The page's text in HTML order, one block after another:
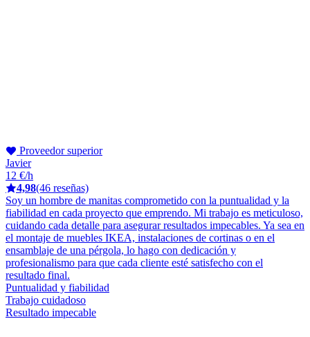
Proveedor superior
Javier
12 €/h
4,98(46 reseñas)
Soy un hombre de manitas comprometido con la puntualidad y la
fiabilidad en cada proyecto que emprendo. Mi trabajo es meticuloso,
cuidando cada detalle para asegurar resultados impecables. Ya sea en
el montaje de muebles IKEA, instalaciones de cortinas o en el
ensamblaje de una pérgola, lo hago con dedicación y
profesionalismo para que cada cliente esté satisfecho con el
resultado final.
Puntualidad y fiabilidad
Trabajo cuidadoso
Resultado impecable